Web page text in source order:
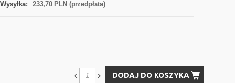
Wysyłka:
233,70 PLN (przedpłata)
DODAJ DO KOSZYKA